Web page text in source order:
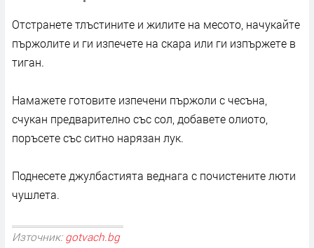
Отстранете тлъстините и жилите на месото, начукайте
пържолите и ги изпечете на скара или ги изпържете в
тиган.
Намажете готовите изпечени пържоли с чесъна,
счукан предварително със сол, добавете олиото,
поръсете със ситно нарязан лук.
Поднесете джулбастията веднага с почистените люти
чушлета.
Източник: gotvach.bg